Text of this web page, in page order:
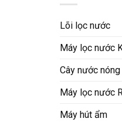
Lõi lọc nước
Máy lọc nước
Cây nước
Máy lọc nước
Máy hút ẩm